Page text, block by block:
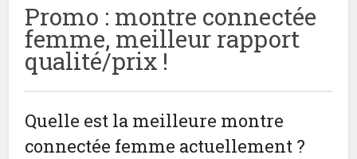
Promo : montre connectée
femme, meilleur rapport
qualité/prix !
Quelle est la meilleure montre
connectée femme actuellement ?